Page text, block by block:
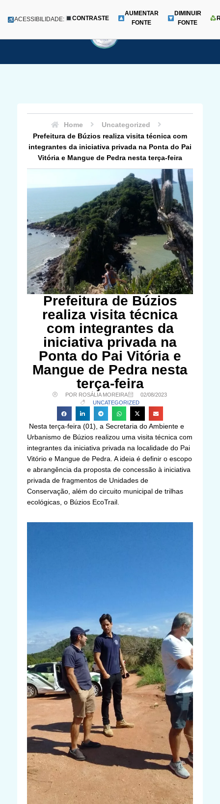
para
Menu
ACESSIBILIDADE: CONTRASTE
AUMENTAR
FONTE
DIMINUIR
FONTE
Home
Uncategorized
Prefeitura de Búzios realiza visita técnica com
integrantes da iniciativa privada na Ponta do Pai
Vitória e Mangue de Pedra nesta terça-feira
Prefeitura de Búzios
realiza visita técnica
com integrantes da
iniciativa privada na
Ponta do Pai Vitória e
Mangue de Pedra nesta
terça-feira
POR ROSÁLIA MOREIRA
02/08/2023
UNCATEGORIZED
Nesta terça-feira (01), a Secretaria do Ambiente e
Urbanismo de Búzios realizou uma visita técnica com
integrantes da iniciativa privada na localidade do Pai
Vitório e Mangue de Pedra. A ideia é definir o escopo
e abrangência da proposta de concessão à iniciativa
privada de fragmentos de Unidades de
Conservação, além do circuito municipal de trilhas
ecológicas, o Búzios EcoTrail.